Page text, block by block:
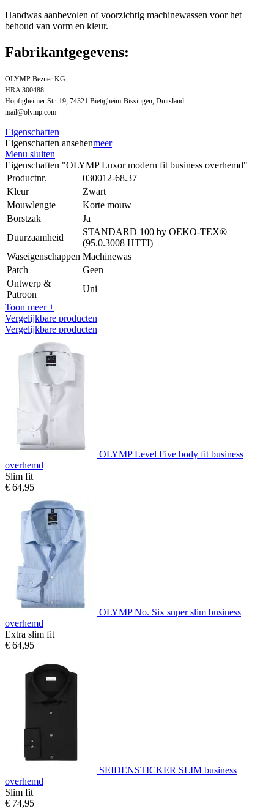
Handwas aanbevolen of voorzichtig machinewassen voor het
behoud van vorm en kleur.
Fabrikantgegevens:
OLYMP Bezner KG
HRA 300488
Höpfigheimer Str. 19, 74321 Bietigheim-Bissingen, Duitsland
mail@olymp.com
Eigenschaften
Eigenschaften ansehenmeer
Menu sluiten
Eigenschaften "OLYMP Luxor modern fit business overhemd"
Productnr.
030012-68.37
Kleur
Zwart
Mouwlengte
Korte mouw
Borstzak
Ja
Duurzaamheid
STANDARD 100 by OEKO-TEX®
(95.0.3008 HTTI)
Waseigenschappen Machinewas
Patch
Geen
Ontwerp &
Patroon
Uni
Toon meer +
Vergelijkbare producten
Vergelijkbare producten
OLYMP Level Five body fit business
overhemd
Slim fit
€ 64,95
OLYMP No. Six super slim business
overhemd
Extra slim fit
€ 64,95
SEIDENSTICKER SLIM business
overhemd
Slim fit
€ 74,95